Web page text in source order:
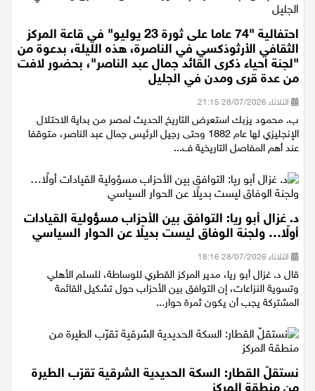
احتفالية "74 عاما على ثورة 23 يوليو" في قاعة المركز
الثقافي الأرثوذكسي في الناصرة، هذه الليلة، بدعوة من
"لجنة احياء ذكرى القائد جمال عبد الناصر"، بحضور لافت
من عدة قرى ومدن في الجليل
الثلاثاء 28/07/2026 21:15
ب. محمود يزبك استعرض التاريخ الحديث لمصر من بداية الاحتلال
الإنجليزي لها عام 1882 وحتى رجيل الرئيس جمال عبد الناصر، متوقفا
د. غزال أبو ريا: التوافق بين الأحزاب مسؤولية القيادات
أولًا… ولجنة الوفاق ليست بديلًا عن الحوار السياسي
الثلاثاء 28/07/2026 18:16
قال د. غزال أبو ريا، مدير المركز القطري للوساطة، للسلم الأهلي
وتسوية النزاعات، إن التوافق بين الأحزاب حول تشكيل القائمة
نستقلّ القطار: السكة الحديدية الشرقية تقرّب الطيرة